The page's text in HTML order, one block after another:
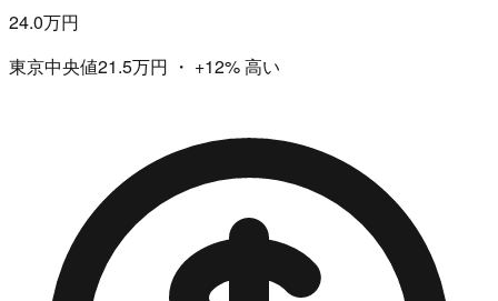
24.0万円
東京中央値21.5万円 ・ +12%高い